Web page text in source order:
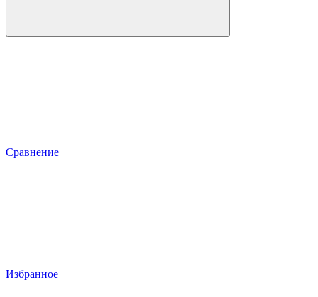
Сравнение
Избранное